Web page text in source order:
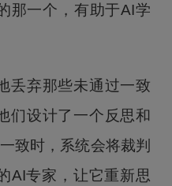
那一个，有助于AI学
丢弃那些未通过一致
们设计了一个反思和
致时，系统会将裁判
AI专家，让它重新思